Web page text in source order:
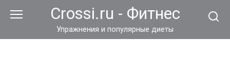
Crossi.ru - Фитнес
Упражнения и популярные диеты